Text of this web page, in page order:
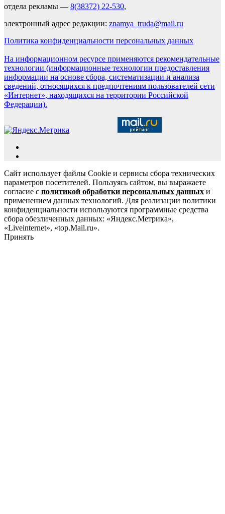
отдела рекламы — 8(38372) 22-530,
электронный адрес редакции: znamya_truda@mail.ru
Политика конфиденциальности персональных данных
На информационном ресурсе применяются рекомендательные
технологии (информационные технологии предоставления
информации на основе сбора, систематизации и анализа
сведений, относящихся к предпочтениям пользователей сети
«Интернет», находящихся на территории Российской
Федерации).
Сайт использует файлы Cookie и сервисы сбора технических
параметров посетителей. Пользуясь сайтом, вы выражаете
согласие с политикой обработки персональных данных и
применением данных технологий. Для реализации политики
конфиденциальности используются программные средства
сбора обезличенных данных: «Яндекс.Метрика»,
«Liveinternet», «top.Mail.ru».
Принять